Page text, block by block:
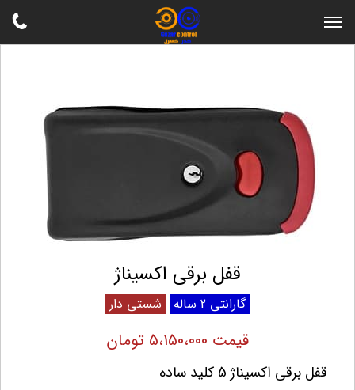
قفل برقی اکسیناژ
گارانتی 2 ساله شستی دار
قیمت 5،150،000 تومان
قفل برقی اکسیناژ 5 کلید ساده